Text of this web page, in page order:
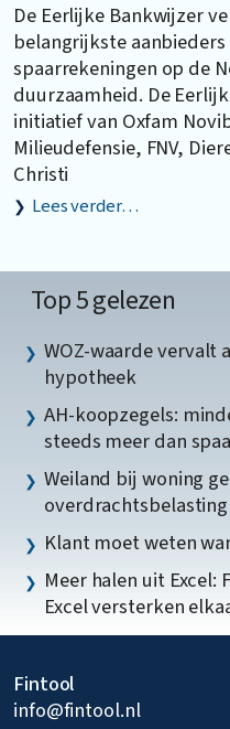
De Eerlijke Bankwijzer
belangrijkste
spaarrekeningen op de
duurzaamheid. De
initiatief van Oxfam
Milieudefensie, FNV,
Christi
Lees verder…
Top 5 gelezen
WOZ-waarde vervalt
hypotheek
AH-koopzegels:
steeds meer dan
Weiland bij woning
Klant moet weten
Meer halen uit Excel:
Excel versterken
Fintool
info@fintool.nl